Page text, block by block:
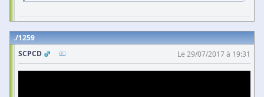
1259
SCPCD
Le 29/07/2017 à 19:31